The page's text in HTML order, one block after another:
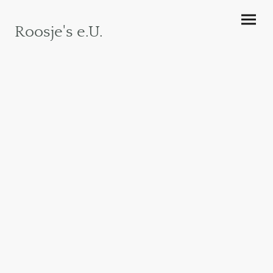
Roosje's e.U.